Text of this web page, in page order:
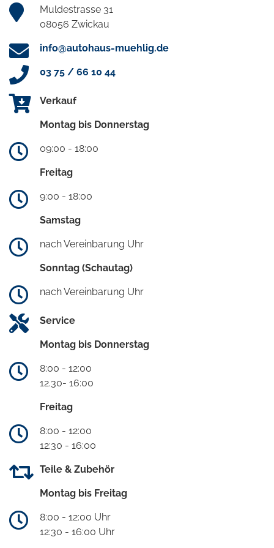
Muldestrasse 31
08056 Zwickau
info@autohaus-muehlig.de
03 75 / 66 10 44
Verkauf
Montag bis Donnerstag
09:00 - 18:00
Freitag
9:00 - 18:00
Samstag
nach Vereinbarung Uhr
Sonntag (Schautag)
nach Vereinbarung Uhr
Service
Montag bis Donnerstag
8:00 - 12:00
12.30- 16:00
Freitag
8:00 - 12:00
12:30 - 16:00
Teile & Zubehör
Montag bis Freitag
8:00 - 12:00 Uhr
12:30 - 16:00 Uhr